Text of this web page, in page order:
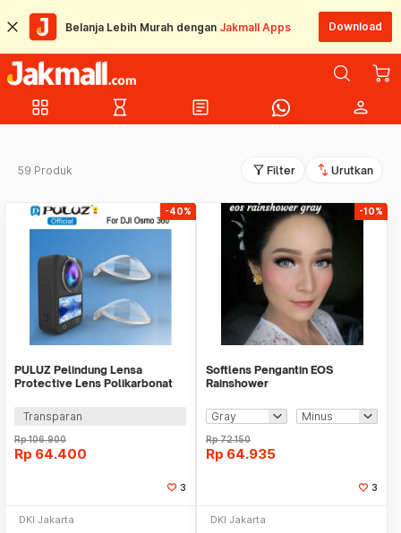
Belanja Lebih Murah dengan Jakmall Apps Download
grid_view hourglass_empty article person
59 Produk filter_alt Filter swap_vert Urutkan
-40%
PULUZ Pelindung Lensa
Protective Lens Polikarbonat
Transparan
Rp106.900
Rp 64.400
3
DKI Jakarta
-10%
Softlens Pengantin EOS
Rainshower
Rp72.150
Rp 64.935
3
DKI Jakarta